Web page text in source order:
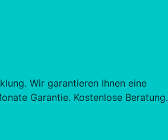
Wir garantieren Ihnen eine
Garantie. Kostenlose Beratung.